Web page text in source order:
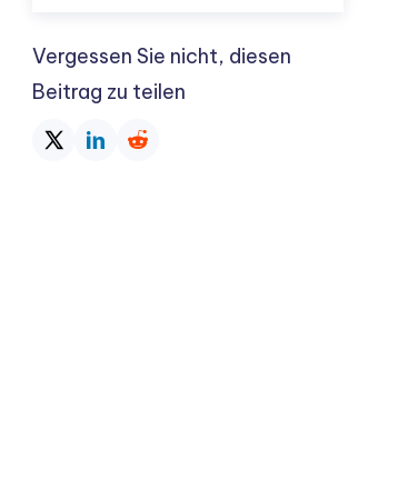
Vergessen Sie nicht, diesen
Beitrag zu teilen